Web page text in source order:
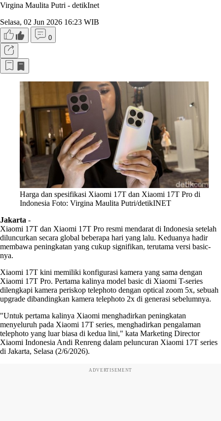
Virgina Maulita Putri - detikInet
Selasa, 02 Jun 2026 16:23 WIB
0
Harga dan spesifikasi Xiaomi 17T dan Xiaomi 17T Pro di
Indonesia Foto: Virgina Maulita Putri/detikINET
Jakarta -
Xiaomi 17T dan Xiaomi 17T Pro resmi mendarat di Indonesia setelah
diluncurkan secara global beberapa hari yang lalu. Keduanya hadir
membawa peningkatan yang cukup signifikan, terutama versi basic-
nya.
Xiaomi 17T kini memiliki konfigurasi kamera yang sama dengan
Xiaomi 17T Pro. Pertama kalinya model basic di Xiaomi T-series
dilengkapi kamera periskop telephoto dengan optical zoom 5x, sebuah
upgrade dibandingkan kamera telephoto 2x di generasi sebelumnya.
"Untuk pertama kalinya Xiaomi menghadirkan peningkatan
menyeluruh pada Xiaomi 17T series, menghadirkan pengalaman
telephoto yang luar biasa di kedua lini," kata Marketing Director
Xiaomi Indonesia Andi Renreng dalam peluncuran Xiaomi 17T series
di Jakarta, Selasa (2/6/2026).
ADVERTISEMENT